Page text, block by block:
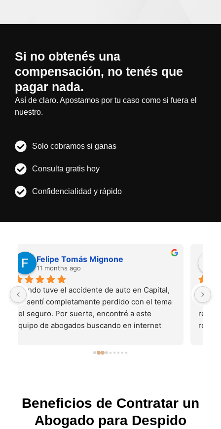
Si no obtenés una
compensación, no tenés que
pagar nada.
Así de claro. Apostamos por tu caso como si fuera el
nuestro.
Solo cobramos si ganas
Consulta gratis hoy
Confidencialidad y rápido
Juan Pedro Basile
11 months ago
El mes pasado tuve un accidente de tránsito
en CABA. Me ayudaron a gestionar todo el
reclamo, ellos se ocuparon de todo. Muy
recomendable
Beneficios de Contratar un
Abogado para Despido